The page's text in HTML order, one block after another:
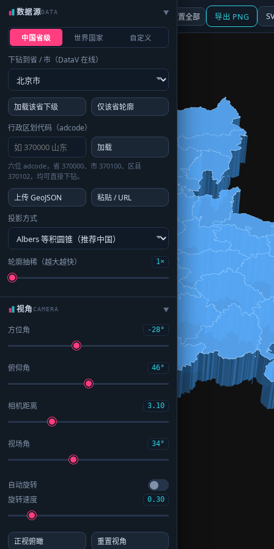
☰ 面板 地图 重置全部 导出 PNG
数据源DATA ▶
中国省级 世界国家 自定义
下钻到省 / 市（DataV 在线）
加载该省下级
仅该省轮廓
行政区划代码（adcode）
加载
六位 adcode，省 370000、市 370100、区县
370102，均可直接下钻。
上传 GeoJSON
粘贴 / URL
投影方式
轮廓抽稀（越大越快） 1×
视角CAMERA ▶
方位角 -28°
俯仰角 46°
相机距离 3.10
视场角 34°
自动旋转
旋转速度
0.30
正视俯瞰 重置视角